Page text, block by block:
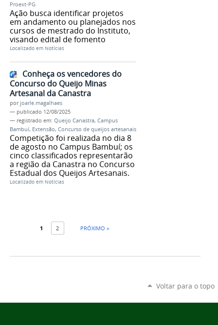
Proext-PG
Ação busca identificar projetos
em andamento ou planejados nos
cursos de mestrado do Instituto,
visando edital de fomento
Localizado em Notícias
Conheça os vencedores do
Concurso do Queijo Minas
Artesanal da Canastra
por joarle.magalhaes
— publicado 12/08/2025
— registrado em: Queijo Canastra, Campus
Bambuí, Extensão, Concurso de queijos artesanais
Competição foi realizada no dia 8
de agosto no Campus Bambuí; os
cinco classificados representarão
a região da Canastra no Concurso
Estadual dos Queijos Artesanais.
Localizado em Notícias
1 2 PRÓXIMO »
Voltar para o topo